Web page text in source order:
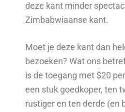
deze kant minder
Zimbabwiaanse kant.
Moet je deze kant dan
bezoeken? Wat ons
is de toegang met $20
een stuk goedkoper, ten
rustiger en ten derde (en